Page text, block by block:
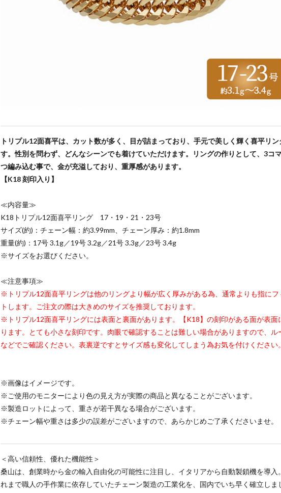
トリプル12面喜平は、カット数が多く、目が詰まっており、手元で美しく輝く喜平リン
す。性別を問わず、どんなシーンでも着けていただけます。リングの作りとして、3コ
つ編み込む事で、金が充溢しており、重厚感があります。
【K18 刻印入り】
≪内容量≫
K18トリプル12面喜平リング 17・19・21・23号
サイズ(約)：チェーン幅：約3.99mm、チェーン厚み：約1.8mm
重量(約)：17号 3.1g／19号 3.2g／21号 3.3g／23号 3.4g
※サイズをお選びください。
≪注意事項≫
※トリプル12面喜平リングは他のリングより幅が広く厚みがある為、通常よりも指にフ
トします。ご注文の際は大きめのサイズを推奨しております。
※トリプル12面喜平リングには表面と裏面があります。【K18】の刻印がある面が表面
ります。とても小さな刻印です。肉眼で確認することは難しい場合がありますので、ル
などでご確認ください。表裏逆ですとサイズ感も変化してしまう為お気を付けください。
※画像はイメージです。
※ご使用のモニターにより色の見え方が実際の商品と異なることがございます。
※製造ロットによって、重さが若干異なる場合がございます。
※チェーン幅や重さは多少の誤差がございますので、あらかじめご了承くださいませ。
＜高い信頼性、優れた機能性＞
桑山は、創業時から金の輸入自由化の可能性に注目し、イタリアから自動製鎖機を導入
れまで職人の手作業に依存していたチェーン製造の工業化を、国内でいち早く確立しま